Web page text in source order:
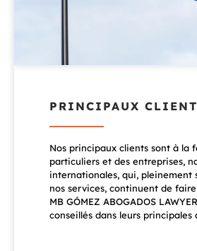
PRINCIPAUX
Nos principaux clients sont à la
particuliers et des entreprises,
internationales, qui, pleinement
nos services, continuent de
MB GÓMEZ ABOGADOS
conseillés dans leurs principales